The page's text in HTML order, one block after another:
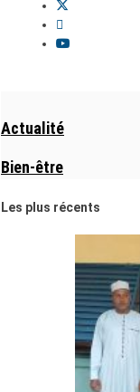
Actualité
Bien-être
Les plus récents